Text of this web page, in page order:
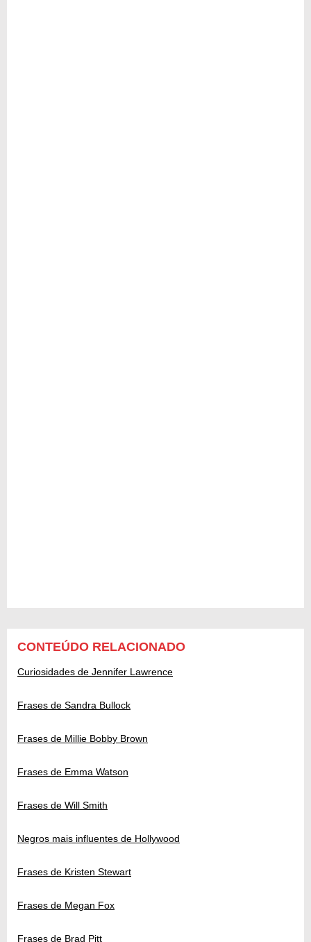
CONTEÚDO RELACIONADO
Curiosidades de Jennifer Lawrence
Frases de Sandra Bullock
Frases de Millie Bobby Brown
Frases de Emma Watson
Frases de Will Smith
Negros mais influentes de Hollywood
Frases de Kristen Stewart
Frases de Megan Fox
Frases de Brad Pitt